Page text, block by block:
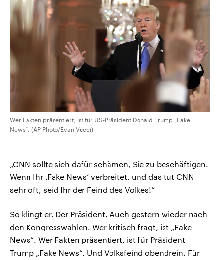
Wer Fakten präsentiert, ist für US-Präsident Donald Trump „Fake
News“. (AP Photo/Evan Vucci)
„CNN sollte sich dafür schämen, Sie zu beschäftigen.
Wenn Ihr ‚Fake News‘ verbreitet, und das tut CNN
sehr oft, seid Ihr der Feind des Volkes!“
So klingt er. Der Präsident. Auch gestern wieder nach
den Kongresswahlen. Wer kritisch fragt, ist „Fake
News“. Wer Fakten präsentiert, ist für Präsident
Trump „Fake News“. Und Volksfeind obendrein. Für